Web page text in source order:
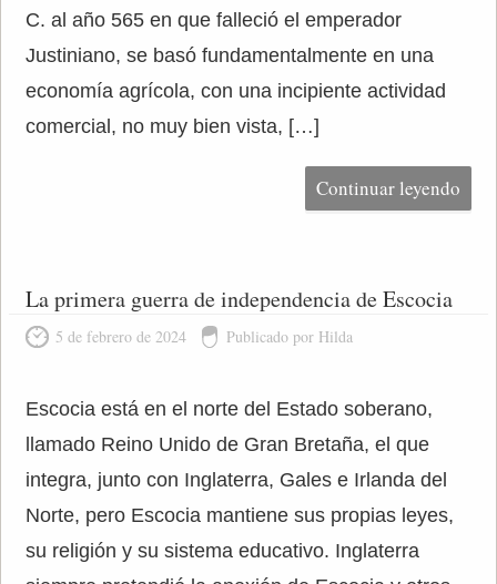
C. al año 565 en que falleció el emperador
Justiniano, se basó fundamentalmente en una
economía agrícola, con una incipiente actividad
comercial, no muy bien vista, […]
Continuar leyendo
La primera guerra de independencia de Escocia
5 de febrero de 2024 Publicado por Hilda
Escocia está en el norte del Estado soberano,
llamado Reino Unido de Gran Bretaña, el que
integra, junto con Inglaterra, Gales e Irlanda del
Norte, pero Escocia mantiene sus propias leyes,
su religión y su sistema educativo. Inglaterra